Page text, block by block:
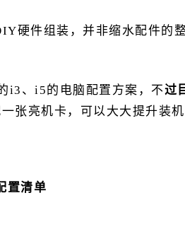
硬件组装，并非缩水配件的
i3、i5的电脑配置方案，不过
张亮机卡，可以大大提升装机
置清单